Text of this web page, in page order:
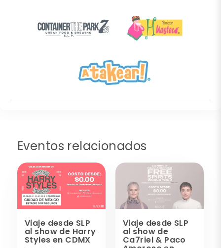
Eventos relacionados
Viaje desde SLP
al show de Harry
Styles en CDMX
Viaje desde SLP
al show de
Ca7riel & Paco